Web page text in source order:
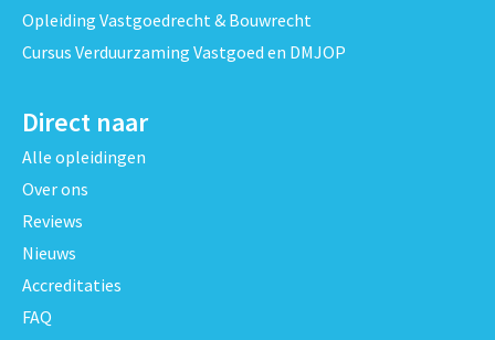
Opleiding Vastgoedrecht & Bouwrecht
Cursus Verduurzaming Vastgoed en DMJOP
Direct naar
Alle opleidingen
Over ons
Reviews
Nieuws
Accreditaties
FAQ